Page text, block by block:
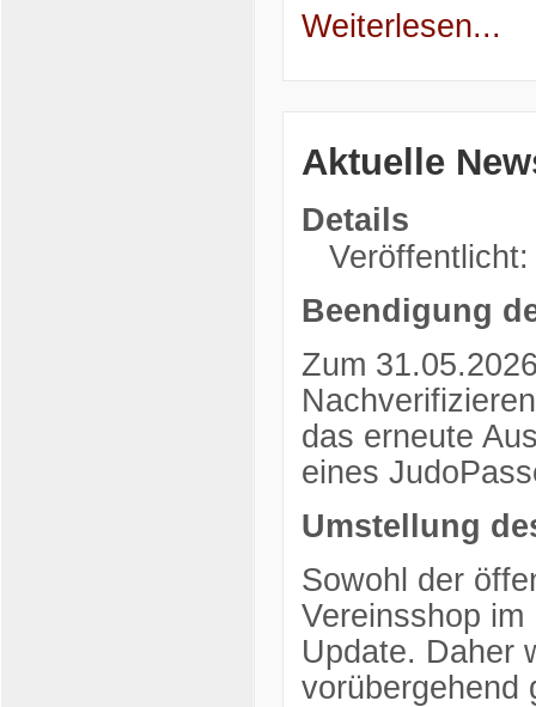
Weiterlesen...
Aktuelle
Details
Beendigung
Zum
das erneute
eines
Umstellung
Sowohl der
Vereinsshop
Update. Daher
vorübergehend